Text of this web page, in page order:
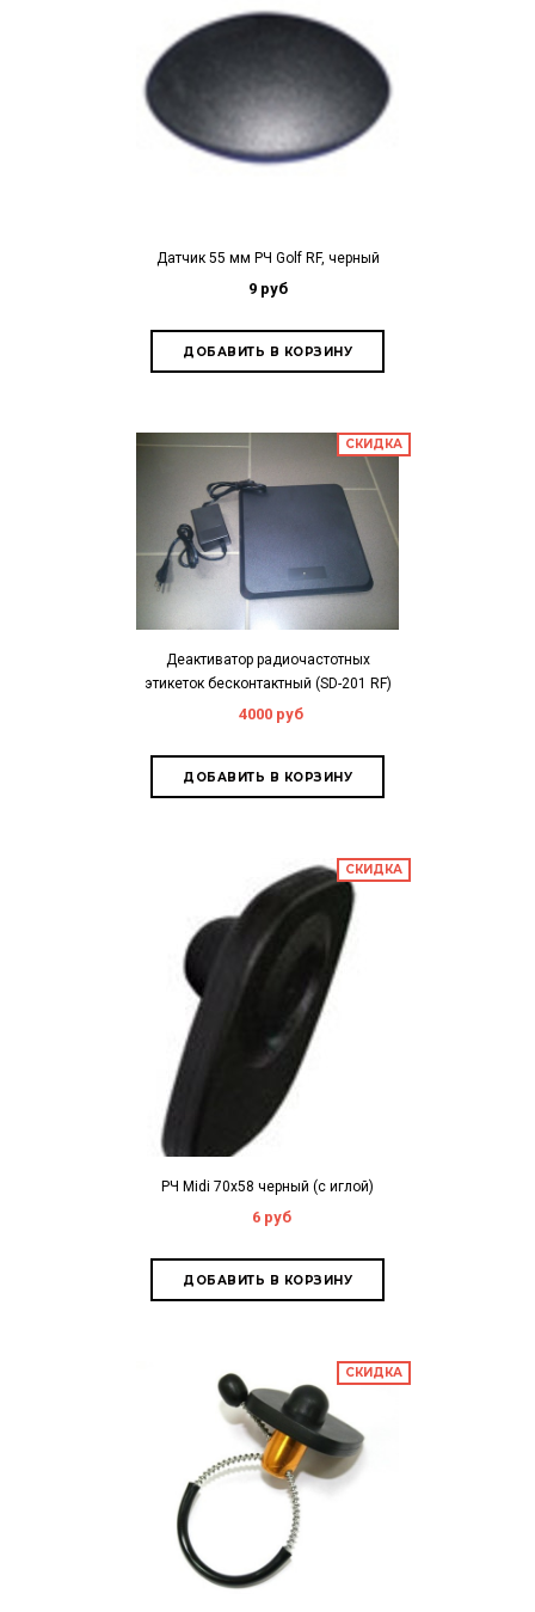
Датчик 55 мм РЧ Golf RF, черный
9 руб
СКИДКА
Деактиватор радиочастотных
этикеток бесконтактный (SD-201 RF)
4000 руб
СКИДКА
РЧ Midi 70х58 черный (с иглой)
6 руб
СКИДКА